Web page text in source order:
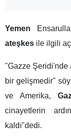
Yemen
ateşkes ile ilgili
"Gazze Şeridi'nde
bir gelişmedir"
ve Amerika,
cinayetlerin
kaldı"dedi.